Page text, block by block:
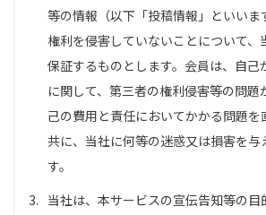
等の情報（以下「投稿情報」といいま
権利を侵害していないことについて、
保証するものとします。会員は、自己
に関して、第三者の権利侵害等の問題
己の費用と責任においてかかる問題を
共に、当社に何等の迷惑又は損害を与
す。
3. 当社は、本サービスの宣伝告知等の目